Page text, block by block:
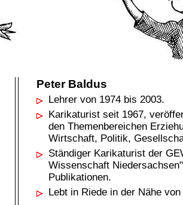
Peter Baldus
Lehrer von 1974 bis 2003.
Karikaturist seit 1967,
den Themenbereichen
Wirtschaft, Politik,
Ständiger Karikaturist der
Wissenschaft
Publikationen.
Lebt in Riede in der Nähe